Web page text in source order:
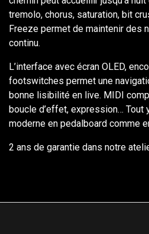
tremolo, chorus, saturation, bit
Freeze permet de maintenir des
continu.
L’interface avec écran OLED,
footswitches permet une
bonne lisibilité en live. MIDI
boucle d’effet, expression… Tout
moderne en pedalboard comme
2 ans de garantie dans notre